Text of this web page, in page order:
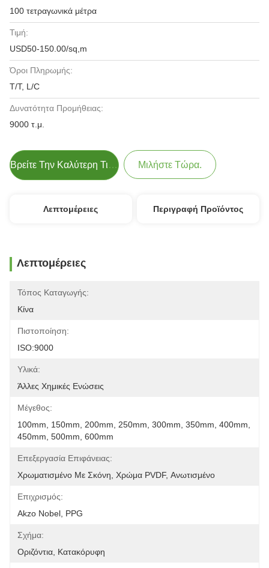
100 τετραγωνικά μέτρα
Τιμή:
USD50-150.00/sq,m
Όροι Πληρωμής:
T/T, L/C
Δυνατότητα Προμήθειας:
9000 τ.μ.
Βρείτε Την Καλύτερη Τιμή Μιλήστε Τώρα.
Λεπτομέρειες Περιγραφή Προϊόντος
Λεπτομέρειες
Τόπος Καταγωγής:
Κίνα
Πιστοποίηση:
ISO:9000
Υλικά:
Άλλες Χημικές Ενώσεις
Μέγεθος:
100mm, 150mm, 200mm, 250mm, 300mm, 350mm, 400mm,
450mm, 500mm, 600mm
Επεξεργασία Επιφάνειας:
Χρωματισμένο Με Σκόνη, Χρώμα PVDF, Ανωτισμένο
Επιχρισμός:
Akzo Nobel, PPG
Σχήμα:
Οριζόντια, Κατακόρυφη